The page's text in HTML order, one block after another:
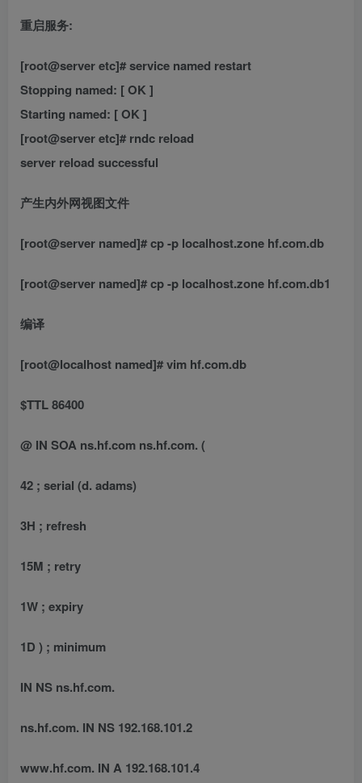
重启服务:
[root@server etc]# service named restart
Stopping named: [ OK ]
Starting named: [ OK ]
[root@server etc]# rndc reload
server reload successful
产生内外网视图文件
[root@server named]# cp -p localhost.zone hf.com.db
[root@server named]# cp -p localhost.zone hf.com.db1
编译
[root@localhost named]# vim hf.com.db
$TTL 86400
@ IN SOA ns.hf.com ns.hf.com. (
42 ; serial (d. adams)
3H ; refresh
15M ; retry
1W ; expiry
1D ) ; minimum
IN NS ns.hf.com.
ns.hf.com. IN NS 192.168.101.2
www.hf.com. IN A 192.168.101.4